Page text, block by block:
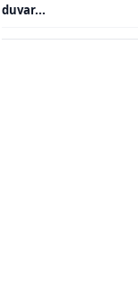
duvar...